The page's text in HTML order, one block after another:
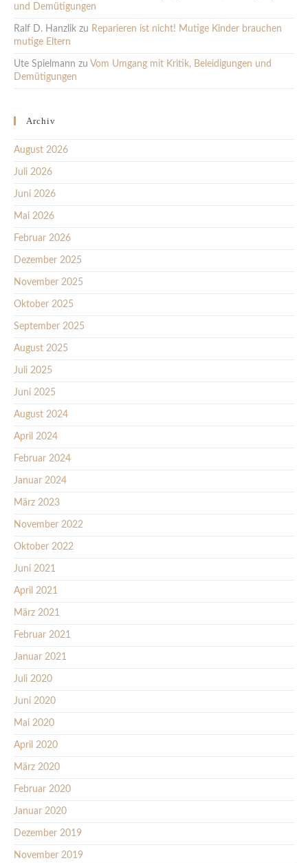
und Demütigungen
Ralf D. Hanzlik zu Reparieren ist nicht! Mutige Kinder brauchen
mutige Eltern
Ute Spielmann zu Vom Umgang mit Kritik, Beleidigungen und
Demütigungen
Archiv
August 2026
Juli 2026
Juni 2026
Mai 2026
Februar 2026
Dezember 2025
November 2025
Oktober 2025
September 2025
August 2025
Juli 2025
Juni 2025
August 2024
April 2024
Februar 2024
Januar 2024
März 2023
November 2022
Oktober 2022
Juni 2021
April 2021
März 2021
Februar 2021
Januar 2021
Juli 2020
Juni 2020
Mai 2020
April 2020
März 2020
Februar 2020
Januar 2020
Dezember 2019
November 2019